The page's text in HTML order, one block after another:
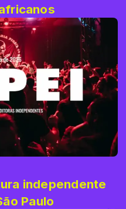
independente
Paulo